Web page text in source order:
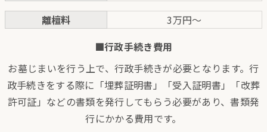
離檀料
3万円〜
■行政手続き費用
お墓じまいを行う上で、行政手続きが必要となります。行
政手続きをする際に「埋葬証明書」「受入証明書」「改葬
許可証」などの書類を発行してもらう必要があり、書類発
行にかかる費用です。